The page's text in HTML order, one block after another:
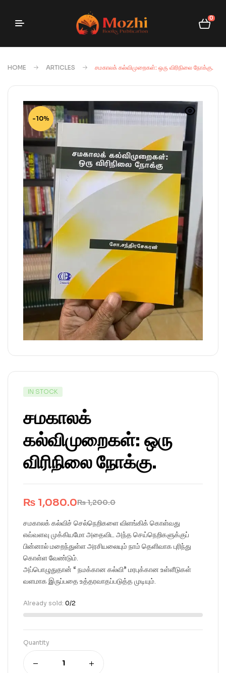
0
HOME ARTICLES சமகாலக் கல்விமுறைகள்: ஒரு விரிநிலை நோக்கு.
-10%
IN STOCK
சமகாலக்
கல்விமுறைகள்: ஒரு
விரிநிலை நோக்கு.
₨1,200.0
₨ 1,080.0
சமகாலக் கல்விச் செல்நெறிகளை விளங்கிக் கொள்வது
எவ்வளவு முக்கியமோ அதைவிட அந்த செய்நெறிகளுக்குப்
பின்னால் மறைந்துள்ள அரசியலையும் நாம் தெளிவாக புரிந்து
கொள்ள வேண்டும்.
அப்பொழுதுதான் “ நமக்கான கல்வி” மரபுக்கான உள்ளீடுகள்
வளமாக இருப்பதை உத்தரவாதப்படுத்த முடியும்.
Already sold: 0/2
Quantity